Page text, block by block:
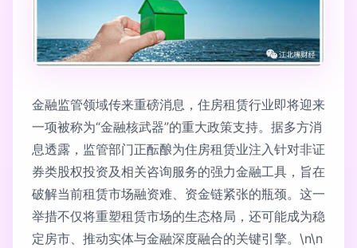
金融监管领域传来重磅消息，住房租赁行业即将迎来
一项被称为“金融核武器”的重大政策支持。据多方消
息透露，监管部门正酝酿为住房租赁业注入针对非证
券类股权投资及相关咨询服务的强力金融工具，旨在
破解当前租赁市场融资难、资金链紧张的瓶颈。这一
举措不仅将重塑租赁市场的生态格局，还可能成为稳
定房市、推动实体与金融深度融合的关键引擎。\n\n